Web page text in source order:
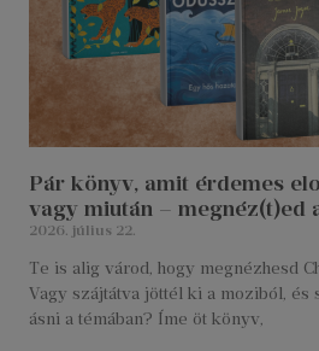
Pár könyv, amit érdemes
vagy miután – megnéz(t)ed
2026. július 22.
Te is alig várod, hogy megnézhesd
Vagy szájtátva jöttél ki a moziból,
ásni a témában? Íme öt könyv,